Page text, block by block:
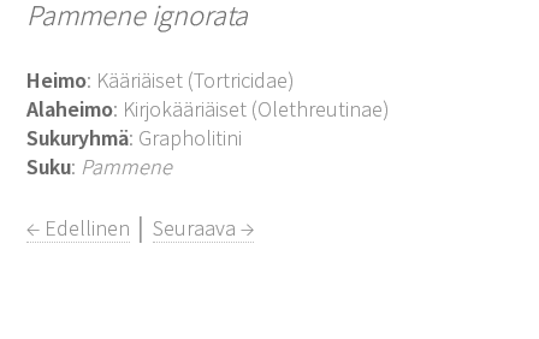
Pammene ignorata
Heimo: Kääriäiset (Tortricidae)
Alaheimo: Kirjokääriäiset (Olethreutinae)
Sukuryhmä: Grapholitini
Suku: Pammene
← Edellinen │Seuraava →